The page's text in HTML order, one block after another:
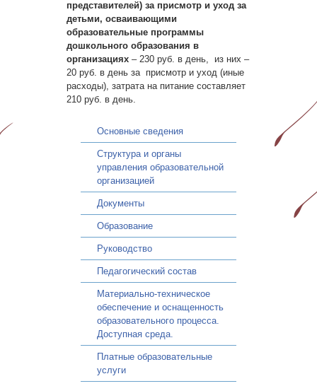
представителей) за присмотр и уход за
детьми, осваивающими
образовательные программы
дошкольного образования в
организациях – 230 руб. в день, из них –
20 руб. в день за присмотр и уход (иные
расходы), затрата на питание составляет
210 руб. в день.
Основные сведения
Структура и органы
управления образовательной
организацией
Документы
Образование
Руководство
Педагогический состав
Материально-техническое
обеспечение и оснащенность
образовательного процесса.
Доступная среда.
Платные образовательные
услуги